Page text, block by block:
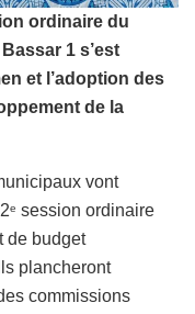
ordinaire du
1 s’est
et l’adoption des
de la
vont
e session ordinaire
de budget
plancheront
commissions